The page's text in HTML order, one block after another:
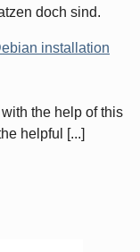
doch sind.
installation
the help of this
helpful [...]